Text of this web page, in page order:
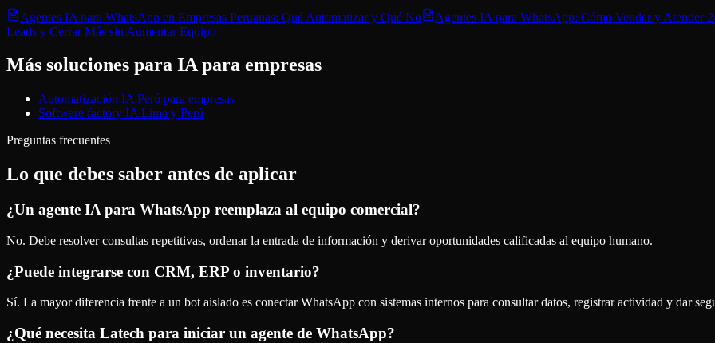
Agentes IA para WhatsApp en Empresas Peruanas: Qué Automatizar y Qué No Agentes IA para WhatsApp: Cómo Vender y Atender
Leads y Cerrar Más sin Aumentar Equipo
Más soluciones para IA para empresas
Automatización IA Perú para empresas
Software factory IA Lima y Perú
Preguntas frecuentes
Lo que debes saber antes de aplicar
¿Un agente IA para WhatsApp reemplaza al equipo comercial?
No. Debe resolver consultas repetitivas, ordenar la entrada de información y derivar oportunidades calificadas al equipo humano.
¿Puede integrarse con CRM, ERP o inventario?
Sí. La mayor diferencia frente a un bot aislado es conectar WhatsApp con sistemas internos para consultar datos, registrar actividad y dar
¿Qué necesita Latech para iniciar un agente de WhatsApp?